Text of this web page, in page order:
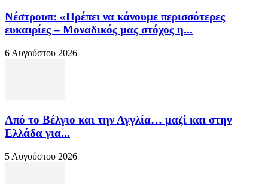
Νέστρουπ: «Πρέπει να κάνουμε περισσότερες
ευκαιρίες – Μοναδικός μας στόχος η...
6 Αυγούστου 2026
Από το Βέλγιο και την Αγγλία… μαζί και στην
Ελλάδα για...
5 Αυγούστου 2026